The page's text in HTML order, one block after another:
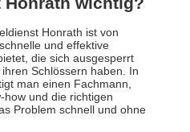
Honrath ist von
und effektive
die sich ausgesperrt
Schlössern haben. In
man einen Fachmann,
und die richtigen
Problem schnell und ohne